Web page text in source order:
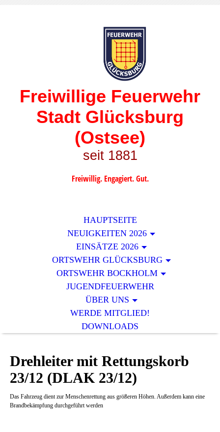
Freiwillige Feuerwehr
Stadt Glücksburg
(Ostsee)
seit 1881
Freiwillig. Engagiert. Gut.
HAUPTSEITE
NEUIGKEITEN 2026
EINSÄTZE 2026
ORTSWEHR GLÜCKSBURG
ORTSWEHR BOCKHOLM
JUGENDFEUERWEHR
ÜBER UNS
WERDE MITGLIED!
DOWNLOADS
Drehleiter mit Rettungskorb
23/12 (DLAK 23/12)
Das Fahrzeug dient zur Menschenrettung aus größeren Höhen. Außerdem kann eine
Brandbekämpfung durchgeführt werden